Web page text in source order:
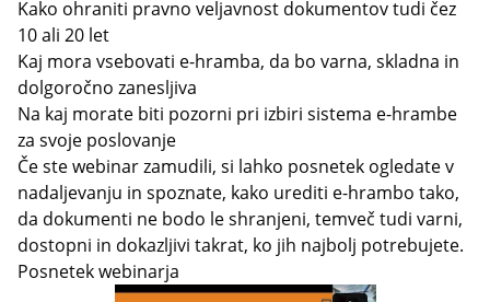
Kako ohraniti pravno veljavnost dokumentov tudi čez
10 ali 20 let
Kaj mora vsebovati e-hramba, da bo varna, skladna in
dolgoročno zanesljiva
Na kaj morate biti pozorni pri izbiri sistema e-hrambe
za svoje poslovanje
Če ste webinar zamudili, si lahko posnetek ogledate v
nadaljevanju in spoznate, kako urediti e-hrambo tako,
da dokumenti ne bodo le shranjeni, temveč tudi varni,
dostopni in dokazljivi takrat, ko jih najbolj potrebujete.
Posnetek webinarja